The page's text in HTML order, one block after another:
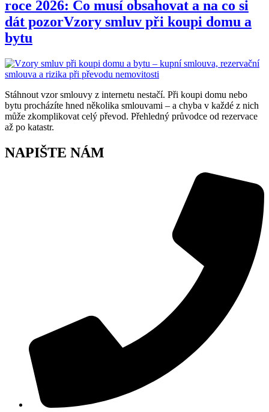
roce 2026: Co musí obsahovat a na co si
dát pozorVzory smluv při koupi domu a
bytu
Stáhnout vzor smlouvy z internetu nestačí. Při koupi domu nebo
bytu procházíte hned několika smlouvami – a chyba v každé z nich
může zkomplikovat celý převod. Přehledný průvodce od rezervace
až po katastr.
NAPIŠTE NÁM